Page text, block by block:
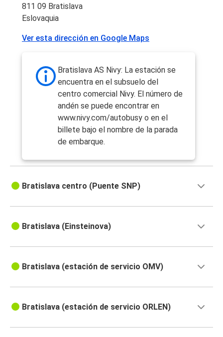
811 09 Bratislava
Eslovaquia
Ver esta dirección en Google Maps
Bratislava AS Nivy: La estación se
encuentra en el subsuelo del
centro comercial Nivy. El número de
andén se puede encontrar en
www.nivy.com/autobusy o en el
billete bajo el nombre de la parada
de embarque.
Bratislava centro (Puente SNP)
Bratislava (Einsteinova)
Bratislava (estación de servicio OMV)
Bratislava (estación de servicio ORLEN)